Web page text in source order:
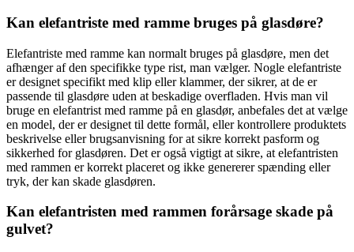
Kan elefantriste med ramme bruges på glasdøre?
Elefantriste med ramme kan normalt bruges på glasdøre, men det
afhænger af den specifikke type rist, man vælger. Nogle elefantriste
er designet specifikt med klip eller klammer, der sikrer, at de er
passende til glasdøre uden at beskadige overfladen. Hvis man vil
bruge en elefantrist med ramme på en glasdør, anbefales det at vælge
en model, der er designet til dette formål, eller kontrollere produktets
beskrivelse eller brugsanvisning for at sikre korrekt pasform og
sikkerhed for glasdøren. Det er også vigtigt at sikre, at elefantristen
med rammen er korrekt placeret og ikke genererer spænding eller
tryk, der kan skade glasdøren.
Kan elefantristen med rammen forårsage skade på
gulvet?